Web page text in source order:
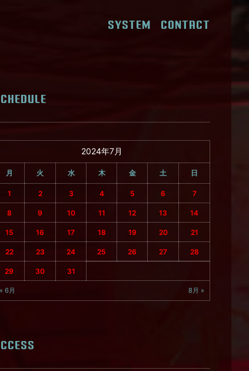
SYSTEM CONTACT
2024年7月
月 火 水 木 金 土 日
1 2 3 4 5 6 7
8 9 10 11 12 13 14
15 16 17 18 19 20 21
22 23 24 25 26 27 28
29 30 31
« 6月 8月 »